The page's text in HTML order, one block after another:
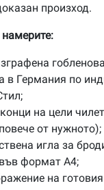
произход.
в Германия по
на цели
от нужното);
игла за
формат А4;
на